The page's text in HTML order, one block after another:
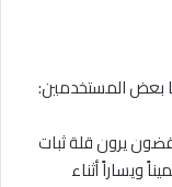
بعض المستخدمين:
يرون قلة ثبات
ويساراً أثناء